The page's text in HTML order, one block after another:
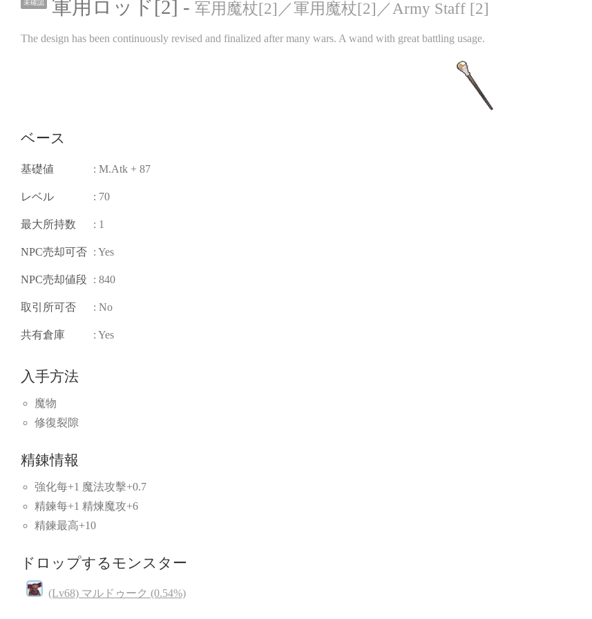
未確認 軍用ロッド[2] - 军用魔杖[2]／軍用魔杖[2]／Army Staff [2]
The design has been continuously revised and finalized after many wars. A wand with great battling usage.
ベース
基礎値 : M.Atk + 87
レベル : 70
最大所持数 : 1
NPC売却可否 : Yes
NPC売却値段 : 840
取引所可否 : No
共有倉庫 : Yes
入手方法
魔物
修復裂隙
精錬情報
強化每+1 魔法攻擊+0.7
精鍊每+1 精煉魔攻+6
精鍊最高+10
ドロップするモンスター
(Lv68) マルドゥーク (0.54%)